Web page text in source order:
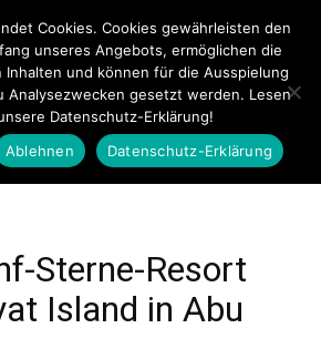
Touristiknews.de
|
Sterne-Resort
Island in Abu
Cookies. Cookies gewährleisten den
unseres Angebots, ermöglichen die
Inhalten und können für die Ausspielung
Analysezwecken gesetzt werden. Lesen
Datenschutz-Erklärung!
Ablehnen Datenschutz-Erklärung